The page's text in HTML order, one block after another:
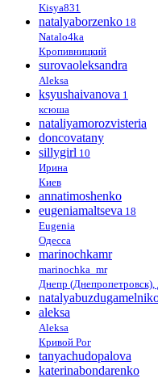
Kisya831
natalyaborzenko 18
Natalo4ka
Кропивницкий
surovaoleksandra
Aleksa
ksyushaivanova 1
ксюша
nataliyamorozvisteria
doncovatany
sillygirl 10
Ирина
Киев
annatimoshenko
eugeniamaltseva 18
Eugenia
Одесса
marinochkamr
marinochka_mr
Днепр (Днепропетровск),
aleksa
Aleksa
Кривой Рог
tanyachudopalova
katerinabondarenko